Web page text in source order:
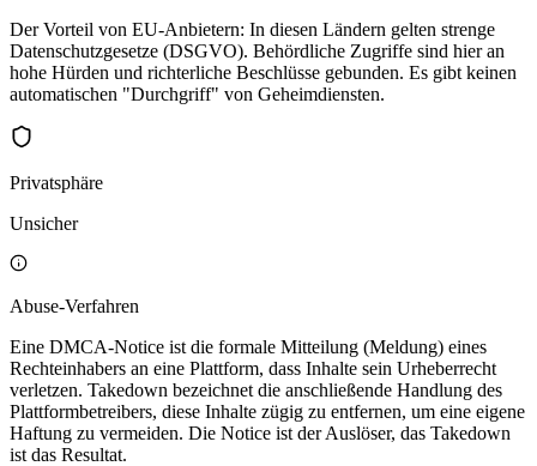
Der Vorteil von EU-Anbietern: In diesen Ländern gelten strenge
Datenschutzgesetze (DSGVO). Behördliche Zugriffe sind hier an
hohe Hürden und richterliche Beschlüsse gebunden. Es gibt keinen
automatischen "Durchgriff" von Geheimdiensten.
Privatsphäre
Unsicher
Abuse-Verfahren
Eine DMCA-Notice ist die formale Mitteilung (Meldung) eines
Rechteinhabers an eine Plattform, dass Inhalte sein Urheberrecht
verletzen. Takedown bezeichnet die anschließende Handlung des
Plattformbetreibers, diese Inhalte zügig zu entfernen, um eine eigene
Haftung zu vermeiden. Die Notice ist der Auslöser, das Takedown
ist das Resultat.